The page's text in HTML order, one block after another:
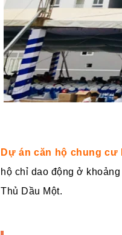
Dự án căn hộ chung cư
hộ chỉ dao động ở khoảng
Thủ Dầu Một.